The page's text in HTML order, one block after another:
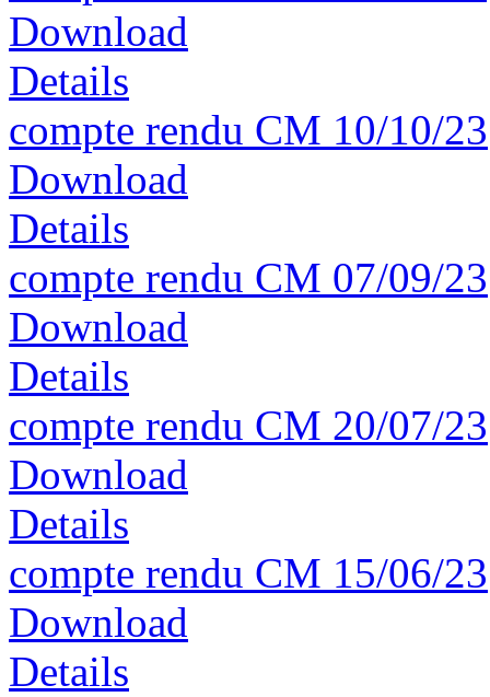
Download
Details
compte rendu CM 10/10/23
Download
Details
compte rendu CM 07/09/23
Download
Details
compte rendu CM 20/07/23
Download
Details
compte rendu CM 15/06/23
Download
Details